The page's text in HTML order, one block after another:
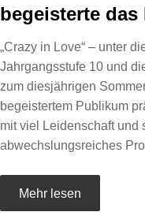
begeisterte
„Crazy in Love“ – unter
Jahrgangsstufe 10 und
zum diesjährigen
begeistertem Publikum
mit viel Leidenschaft und
abwechslungsreiches
Mehr lesen